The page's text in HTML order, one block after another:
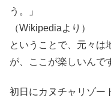
う。」
（Wikipediaより）
ということで、元々は
が、ここが楽しいんで
初日にカヌチャリゾー